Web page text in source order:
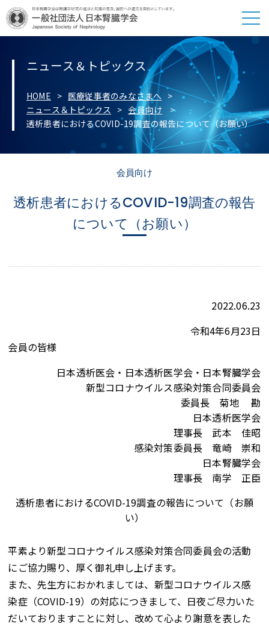
ニュース＆トピックス
HOME
医療従事者のみなさまへ
ニュース＆トピックス
会員向け
透析患者におけるCOVID-19調査の報告について（お願い）
会員向け
透析患者におけるCOVID-19調査の報告
について（お願い）
2022.06.23
令和4年6月23日
会員の皆様
日本透析医会・日本透析医学会・日本腎臓学会
新型コロナウイルス感染対策合同委員会
委員長 菊地 勘
日本透析医学会
理事長 武本 佳昭
感染対策委員長 竜崎 崇和
日本腎臓学会
理事長 南学 正臣
透析患者におけるCOVID-19調査の報告について（お願
い）
平素より新型コロナウイルス感染対策合同委員会の活動
にご協力賜り、厚く御礼申し上げます。
また、先生方におかれましては、新型コロナウイルス感
染症（COVID-19）の対応につきまして、日夜ご尽力いた
だいておりますことに対し、改めて心より謝意を表した